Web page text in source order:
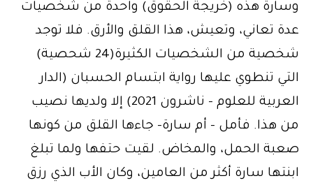
وسارة هذه (خريجة الحقوق) واحدة من شخصيات
عدة تعاني، وتعيش، هذا القلق والأرق. فلا توجد
شخصية من الشخصيات الكثيرة(24 شحصية)
التي تنطوي عليها رواية ابتسام الحسبان (الدار
العربية للعلوم – ناشرون 2021) إلا ولديها نصيب
من هذا. فأمل – أم سارة- جاءها القلق من كونها
صعبة الحمل، والمخاض. لقيت حتفها ولما تبلغ
ابنتها سارة أكثر من العامين، وكان الأب الذي رزق